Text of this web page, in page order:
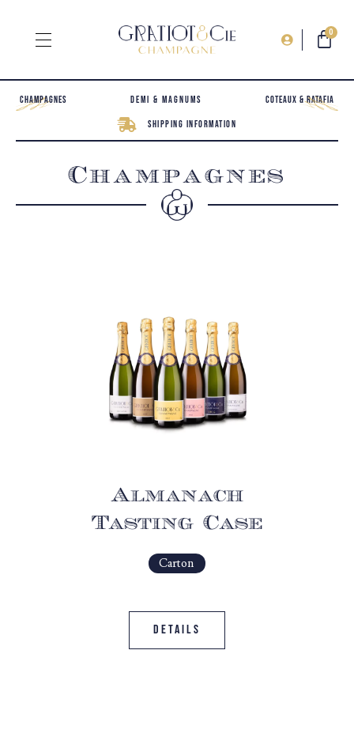
0
Champagnes Demi & Magnums Coteaux & Ratafia
Shipping information
Champagnes
Almanach
Tasting Case
Carton
Details